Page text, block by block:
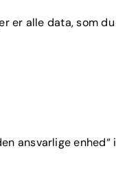
er alle data, som du
ansvarlige enhed“ i